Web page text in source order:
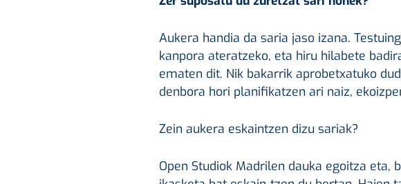
Aukera handia da saria jaso izana.
kanpora ateratzeko, eta hiru hilabete
ematen dit. Nik bakarrik aprobetxatuko
denbora hori planifikatzen ari naiz,
Zein aukera eskaintzen dizu sariak?
Open Studiok Madrilen dauka egoitza eta,